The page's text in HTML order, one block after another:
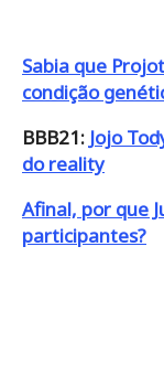
Sabia que
condição
BBB21: Jojo
do reality
Afinal, por que
participantes?